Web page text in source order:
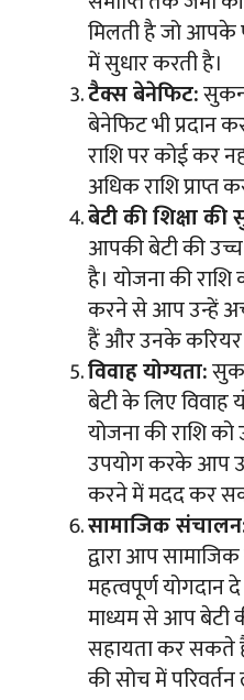
मिलती है जो आपके
में सुधार करती है।
टैक्स बेनेफिट:
बेनेफिट भी प्रदान
राशि पर कोई कर
अधिक राशि प्राप्त
बेटी की शिक्षा की
आपकी बेटी की उच्च
है। योजना की
करने से आप उन्हें
हैं और उनके
विवाह योग्यता:
बेटी के लिए विवाह
योजना की राशि
उपयोग करके आप
करने में मदद कर
सामाजिक
द्वारा आप
महत्वपूर्ण
माध्यम से आप बेटी
सहायता कर सकते
की सोच में